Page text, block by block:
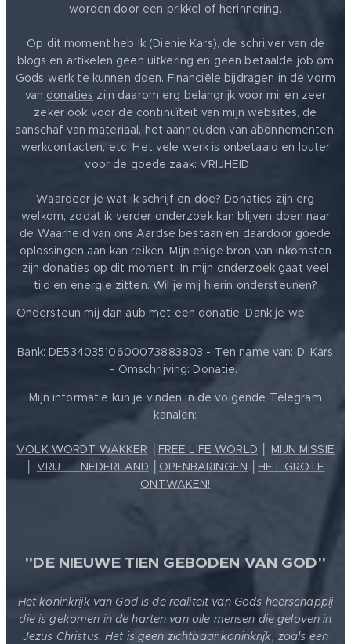
worden door een prikkel of herinnering.
Op dit moment heb Ik (Dienie Kars), de schrijver van de
blogs en artikelen geen uitkering en geen betaalde job om
Gods werk te kunnen doen. Financiële bijdragen in de vorm
van donaties zijn daarom erg belangrijk voor mij en zeer
zeker ook voor de continuïteit van mijn websites, de
aanschaf van materiaal, het aanhouden van abonnementen,
werkcontacten, etc. Het vele werk is onbetaald en louter
voor de goede zaak: VRIJHEID ❤️
Waardeer je wat ik schrijf en doe? Donaties zijn erg
welkom, zodat ik verder onderzoek kan blijven doen naar
de Waarheid van ons Aardse bestaan en daardoor goede
oplossingen aan kan reiken. Mijn enige bron van inkomsten
zijn donaties op dit moment. In mijn onderzoek gaat veel
tijd en energie zitten. Wil je mij hierin ondersteunen?
Ondersteun mij dan aub met een donatie. Dank je wel
Bank: DE53403510600073883803 - Ten name van: D. Kars
- Omschrijving: Donatie.
Mijn informatie kun je vinden in de volgende Telegram
kanalen:
VOLK WORDT WAKKER FREE LIFE WORLD
MIJN MISSIE
VRIJ ❤️ NEDERLAND OPENBARINGEN
HET GROTE
ONTWAKEN!
"DE NIEUWE TIEN GEBODEN VAN GOD"
Het koninkrijk van God is de realiteit van Gods heerschappij
die is gekomen in de harten van alle mensen die geloven in
Jezus Christus. Het is geen zichtbaar koninkrijk, zoals een